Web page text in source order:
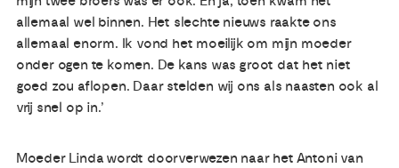
allemaal wel binnen. Het slechte nieuws raakte ons
allemaal enorm. Ik vond het moeilijk om mijn moeder
onder ogen te komen. De kans was groot dat het niet
goed zou aflopen. Daar stelden wij ons als naasten ook al
vrij snel op in.’
Moeder Linda wordt doorverwezen naar het Antoni van